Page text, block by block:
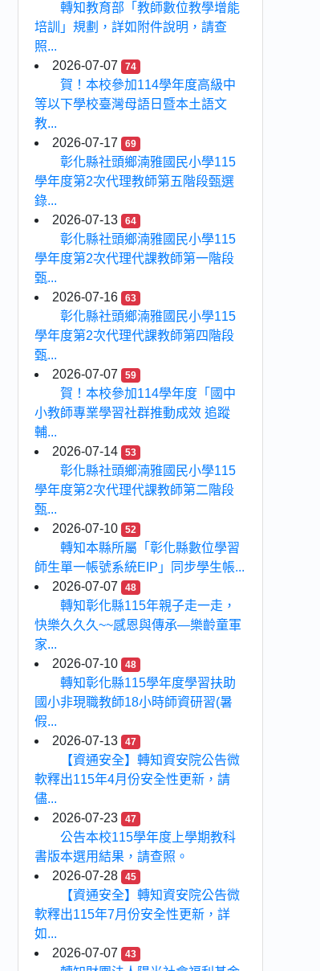
轉知教育部「教師數位教學增能
培訓」規劃，詳如附件說明，請查
照...
2026-07-07
74
賀！本校參加114學年度高級中
等以下學校臺灣母語日暨本土語文
教...
2026-07-17
69
彰化縣社頭鄉湳雅國民小學115
學年度第2次代理教師第五階段甄選
錄...
2026-07-13
64
彰化縣社頭鄉湳雅國民小學115
學年度第2次代理代課教師第一階段
甄...
2026-07-16
63
彰化縣社頭鄉湳雅國民小學115
學年度第2次代理代課教師第四階段
甄...
2026-07-07
59
賀！本校參加114學年度「國中
小教師專業學習社群推動成效 追蹤
輔...
2026-07-14
53
彰化縣社頭鄉湳雅國民小學115
學年度第2次代理代課教師第二階段
甄...
2026-07-10
52
轉知本縣所屬「彰化縣數位學習
師生單一帳號系統EIP」同步學生帳...
2026-07-07
48
轉知彰化縣115年親子走一走，
快樂久久久~~感恩與傳承—樂齡童軍
家...
2026-07-10
48
轉知彰化縣115學年度學習扶助
國小非現職教師18小時師資研習(暑
假...
2026-07-13
47
【資通安全】轉知資安院公告微
軟釋出115年4月份安全性更新，請
儘...
2026-07-23
47
公告本校115學年度上學期教科
書版本選用結果，請查照。
2026-07-28
45
【資通安全】轉知資安院公告微
軟釋出115年7月份安全性更新，詳
如...
2026-07-07
43